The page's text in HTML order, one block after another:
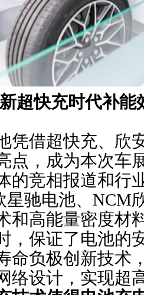
超快充时代补能
凭借超快充、欣
点，成为本次车
的竞相报道和行
星驰电池、NCM
和高能量密度材
，保证了电池的
命负极创新技术
络设计，实现超